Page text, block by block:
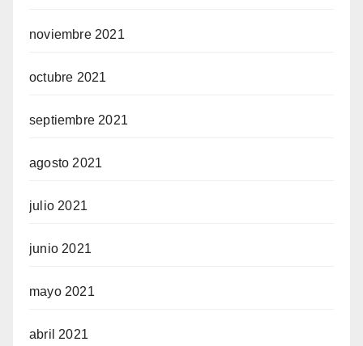
noviembre 2021
octubre 2021
septiembre 2021
agosto 2021
julio 2021
junio 2021
mayo 2021
abril 2021